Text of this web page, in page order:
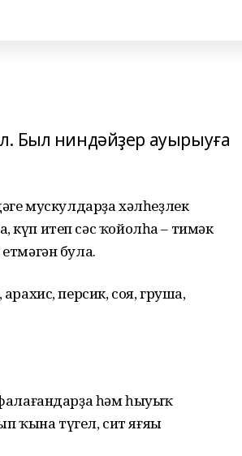
Был ниндәйҙер ауырыуға
мускулдарҙа хәлһеҙлек
итеп сәс ҡойолһа – тимәк
була.
персик, соя, груша,
һәм һыуыҡ
ҡына түгел, сит яғяы